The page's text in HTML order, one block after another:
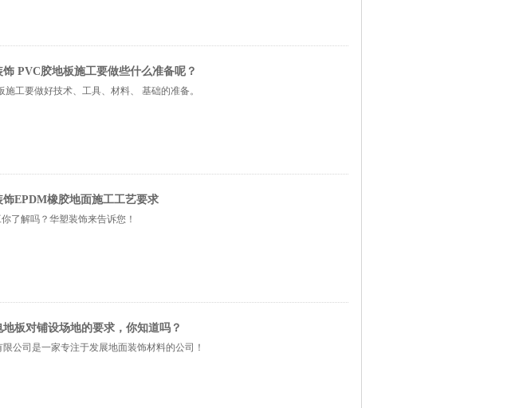
PVC胶地板施工要做些什么准备呢？
施工要做好技术、工具、材料、 基础的准备。
EPDM橡胶地面施工工艺要求
了解吗？华塑装饰来告诉您！
板对铺设场地的要求，你知道吗？
公司是一家专注于发展地面装饰材料的公司！